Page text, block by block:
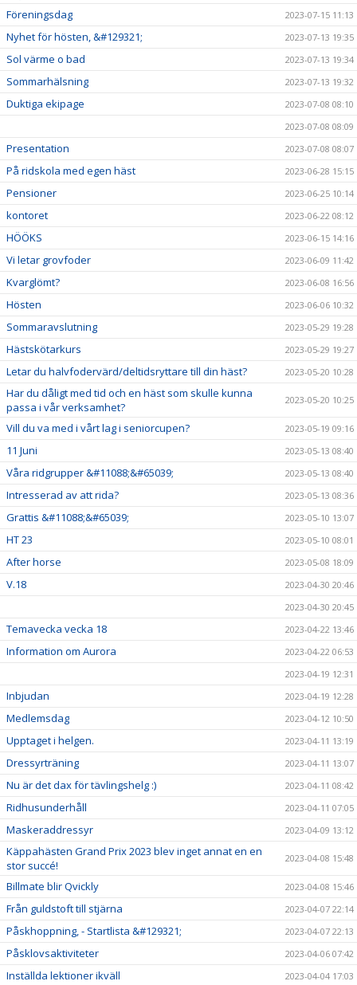
Föreningsdag 2023-07-15 11:13
Nyhet för hösten, &#129321; 2023-07-13 19:35
Sol värme o bad 2023-07-13 19:34
Sommarhälsning 2023-07-13 19:32
Duktiga ekipage
2023-07-08 08:10
2023-07-08 08:09
Presentation 2023-07-08 08:07
På ridskola med egen häst 2023-06-28 15:15
Pensioner 2023-06-25 10:14
kontoret 2023-06-22 08:12
HÖÖKS 2023-06-15 14:16
Vi letar grovfoder 2023-06-09 11:42
Kvarglömt? 2023-06-08 16:56
Hösten 2023-06-06 10:32
Sommaravslutning 2023-05-29 19:28
Hästskötarkurs 2023-05-29 19:27
Letar du halvfodervärd/deltidsryttare till din häst? 2023-05-20 10:28
Har du dåligt med tid och en häst som skulle kunna
passa i vår verksamhet?
2023-05-20 10:25
Vill du va med i vårt lag i seniorcupen? 2023-05-19 09:16
11 Juni 2023-05-13 08:40
Våra ridgrupper &#11088;&#65039; 2023-05-13 08:40
Intresserad av att rida? 2023-05-13 08:36
Grattis &#11088;&#65039; 2023-05-10 13:07
HT 23 2023-05-10 08:01
After horse 2023-05-08 18:09
V.18
2023-04-30 20:46
2023-04-30 20:45
Temavecka vecka 18 2023-04-22 13:46
Information om Aurora
2023-04-22 06:53
2023-04-19 12:31
Inbjudan 2023-04-19 12:28
Medlemsdag 2023-04-12 10:50
Upptaget i helgen. 2023-04-11 13:19
Dressyrträning 2023-04-11 13:07
Nu är det dax för tävlingshelg :) 2023-04-11 08:42
Ridhusunderhåll 2023-04-11 07:05
Maskeraddressyr 2023-04-09 13:12
Käppahästen Grand Prix 2023 blev inget annat en en
stor succé!
2023-04-08 15:48
Billmate blir Qvickly 2023-04-08 15:46
Från guldstoft till stjärna 2023-04-07 22:14
Påskhoppning, - Startlista &#129321; 2023-04-07 22:13
Påsklovsaktiviteter 2023-04-06 07:42
Inställda lektioner ikväll 2023-04-04 17:03